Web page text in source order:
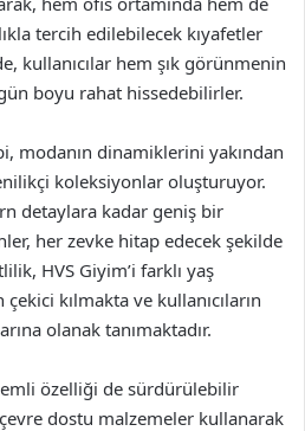
tercih edilebilecek kıyafetler
kullanıcılar hem şık görünmenin
boyu rahat hissedebilirler.
modanın dinamiklerini yakından
koleksiyonlar oluşturuyor.
detaylara kadar geniş bir
her zevke hitap edecek şekilde
HVS Giyim’i farklı yaş
kılmakta ve kullanıcıların
olanak tanımaktadır.
özelliği de sürdürülebilir
çevre dostu malzemeler kullanarak